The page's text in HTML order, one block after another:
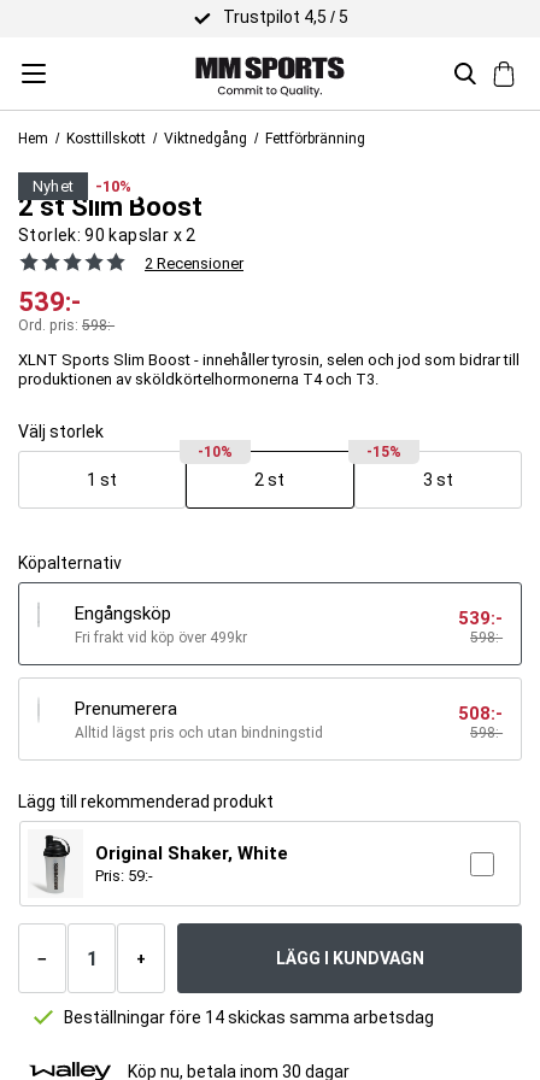
Trustpilot 4,5 / 5
Hem Kosttillskott Viktnedgång Fettförbränning
nyhet -10%
XLNT Sports
2 st Slim Boost
Storlek: 90 kapslar x 2
2 Recensioner
539:-
Ord. pris: 598:-
XLNT Sports Slim Boost - innehåller tyrosin, selen och jod som bidrar till
produktionen av sköldkörtelhormonerna T4 och T3.
Välj storlek
1 st
-10%
2 st
-15%
3 st
Köpalternativ
Engångsköp
Fri frakt vid köp över 499kr 598:-
539:-
Prenumerera
Alltid lägst pris och utan bindningstid 598:-
508:-
Lägg till rekommenderad produkt
Original Shaker, White
Pris: 59:-
−
Antal
+ LÄGG I KUNDVAGN
Beställningar före 14 skickas samma arbetsdag
Köp nu, betala inom 30 dagar